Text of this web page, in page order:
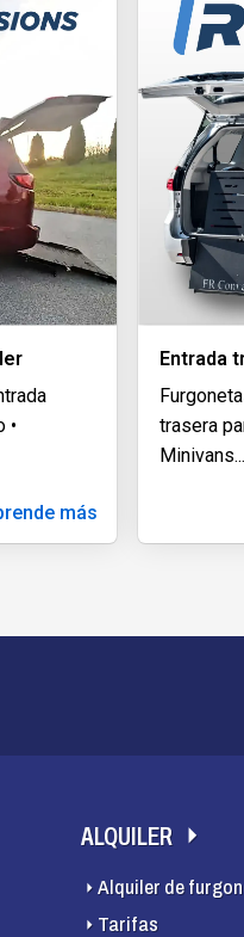
•
más
Entrada
trasera
Minivans...
ALQUILER
Alquiler de
Tarifas